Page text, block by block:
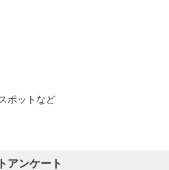
ポットなど
アンケート